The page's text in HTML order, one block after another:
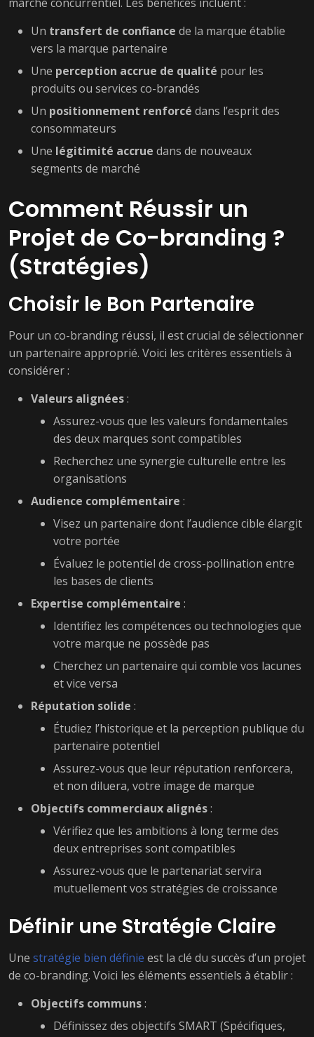
Un transfert de confiance de la marque établie
vers la marque partenaire
Une perception accrue de qualité pour les
produits ou services co-brandés
Un positionnement renforcé dans l’esprit des
consommateurs
Une légitimité accrue dans de nouveaux
segments de marché
Comment Réussir un
Projet de Co-branding ?
(Stratégies)
Choisir le Bon Partenaire
Pour un co-branding réussi, il est crucial de sélectionner
un partenaire approprié. Voici les critères essentiels à
considérer :
Valeurs alignées:
Assurez-vous que les valeurs fondamentales
des deux marques sont compatibles
Recherchez une synergie culturelle entre les
organisations
Audience complémentaire :
Visez un partenaire dont l’audience cible élargit
votre portée
Évaluez le potentiel de cross-pollination entre
les bases de clients
Expertise complémentaire :
Identifiez les compétences ou technologies que
votre marque ne possède pas
Cherchez un partenaire qui comble vos lacunes
et vice versa
Réputation solide :
Étudiez l’historique et la perception publique du
partenaire potentiel
Assurez-vous que leur réputation renforcera,
et non diluera, votre image de marque
Objectifs commerciaux alignés:
Vérifiez que les ambitions à long terme des
deux entreprises sont compatibles
Assurez-vous que le partenariat servira
mutuellement vos stratégies de croissance
Définir une Stratégie Claire
Une stratégie bien définie est la clé du succès d’un projet
de co-branding. Voici les éléments essentiels à établir :
Objectifs communs:
Définissez des objectifs SMART (Spécifiques,